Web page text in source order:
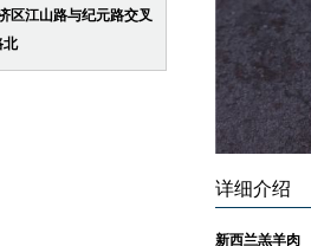
区江山路与纪元路交叉
北
详细介绍
新西兰羔羊肉